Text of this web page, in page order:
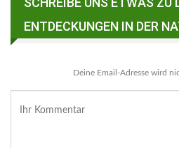
ENTDECKUNGEN IN DER
Deine Email-Adresse wird